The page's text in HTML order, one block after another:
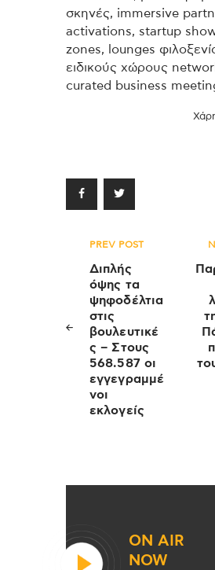
σκηνές, immersive
activations, startup
zones, lounges
ειδικούς χώρους
curated business
Πλοήγηση
άρθρων
PREV POST
Διπλής
όψης τα
ψηφοδέλτια
στις
βουλευτικέ
ς – Στους
568.587 οι
εγγεγραμμέ
νοι
εκλογείς
ON AIR
NOW